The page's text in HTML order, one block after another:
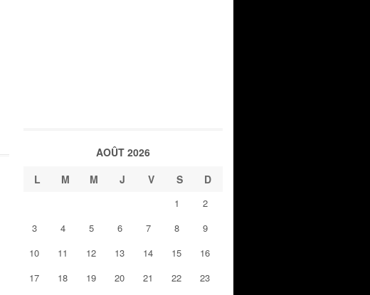
AOÛT 2026
L
M M J V S D
1
2
3
4 5 6 7 8
9
10
11 12 13 14 15
16
17
18 19 20 21 22
23